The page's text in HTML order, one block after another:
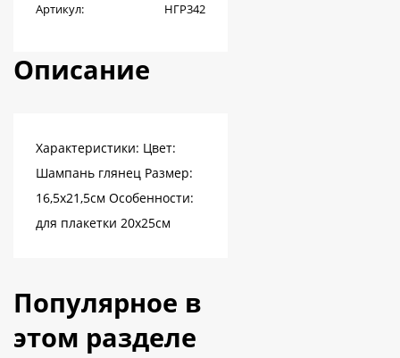
Артикул: НГР342
Описание
Характеристики: Цвет:
Шампань глянец Размер:
16,5х21,5см Особенности:
для плакетки 20х25см
Популярное в
этом разделе